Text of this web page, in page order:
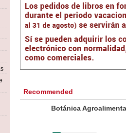
Recommended
Botánica Agroalimentaria